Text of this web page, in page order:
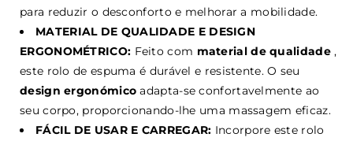
para reduzir o desconforto e melhorar a mobilidade.
MATERIAL DE QUALIDADE E DESIGN
ERGONOMÉTRICO: Feito com material de qualidade,
este rolo de espuma é durável e resistente. O seu
design ergonómico adapta-se confortavelmente ao
seu corpo, proporcionando-lhe uma massagem eficaz.
FÁCIL DE USAR E CARREGAR: Incorpore este rolo